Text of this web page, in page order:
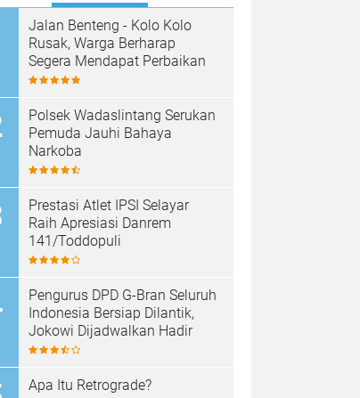
Jalan Benteng - Kolo Kolo
Rusak, Warga Berharap
Segera Mendapat Perbaikan
Polsek Wadaslintang Serukan
Pemuda Jauhi Bahaya
Narkoba
Prestasi Atlet IPSI Selayar
Raih Apresiasi Danrem
141/Toddopuli
Pengurus DPD G-Bran Seluruh
Indonesia Bersiap Dilantik,
Jokowi Dijadwalkan Hadir
Apa Itu Retrograde?